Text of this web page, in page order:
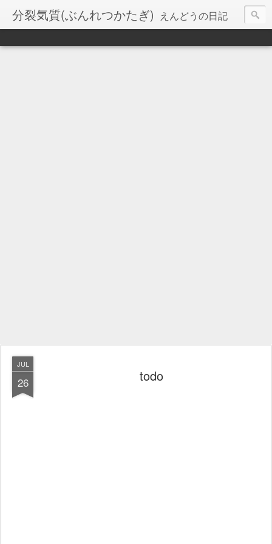
分裂気質(ぶんれつかたぎ) えんどうの日記
JUL
26 todo